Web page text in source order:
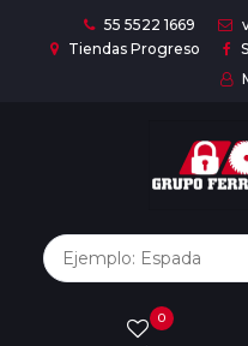
55 5522 1669
Tiendas Progreso
0
Marcas